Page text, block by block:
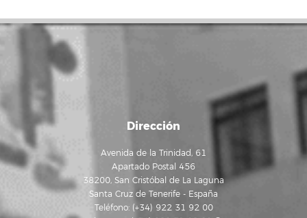
Dirección
Avenida de la Trinidad, 61
Apartado Postal 456
38200, San Cristóbal de La Laguna
Santa Cruz de Tenerife - España
Teléfono: (+34) 922 31 92 00